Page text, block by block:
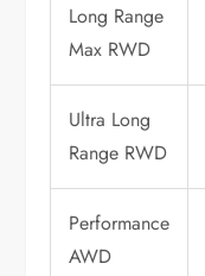
Long Range
Max RWD
Ultra Long
Range RWD
Performance
AWD